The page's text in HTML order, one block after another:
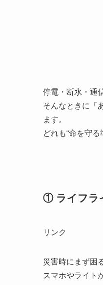
停電・断水・通
そんなときに「
ます。
どれも“命を守
① ライフラ
リンク
災害時にまず困
スマホやライト